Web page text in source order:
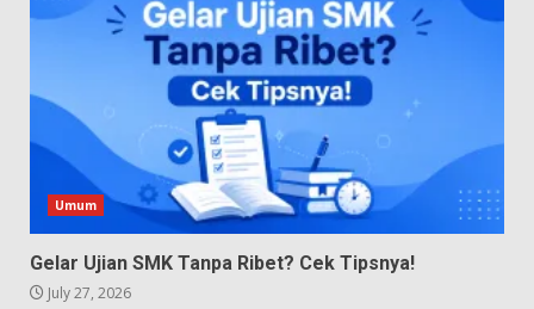
Umum
Gelar Ujian SMK Tanpa Ribet? Cek Tipsnya!
July 27, 2026